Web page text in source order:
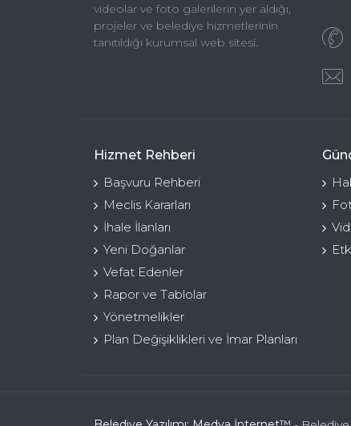
videolar ve foto galerilerin yer aldığı,
projeler ve belediye hizmetlerinin
tanıtıldığı kurumsal web sitesi.
Hizmet Rehberi
Başvuru Rehberi
Meclis Kararları
İhale İlanları
Yeni Doğanlar
Vefat Edenler
Rapor ve Tablolar
Yönetmelikler
Plan Değişiklikleri ve İmar Planları